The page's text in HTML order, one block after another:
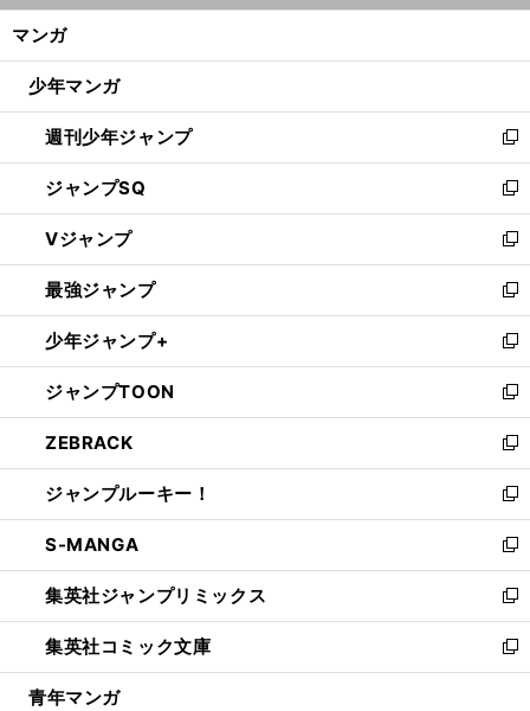
ン
ウ
開
く
マンガ
少年マンガ
週刊少年ジャンプ
新
し
い
ウ
ィ
ン
ド
ウ
で
開
く
ジャンプSQ
新
し
い
ウ
ィ
ン
ド
ウ
で
開
く
Vジャンプ
新
し
い
ウ
ィ
ン
ド
ウ
で
開
く
最強ジャンプ
新
し
い
ウ
ィ
ン
ド
ウ
で
開
く
少年ジャンプ+
新
し
い
ウ
ィ
ン
ド
ウ
で
開
く
ジャンプTOON
新
し
い
ウ
ィ
ン
ド
ウ
で
開
く
ZEBRACK
新
し
い
ウ
ィ
ン
ド
ウ
で
開
ジャンプルーキー！
新
し
い
ウ
ィ
ン
ド
ウ
S-MANGA
新
し
い
ウ
ィ
ン
集英社ジャンプリミックス
新
し
い
ウ
集英社コミック文庫
新
し
青年マンガ